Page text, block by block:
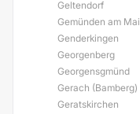
Geltendorf
Gemünden am
Genderkingen
Georgenberg
Georgensgmünd
Gerach (Bamberg)
Geratskirchen